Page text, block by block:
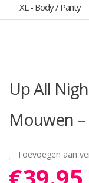
XL - Body / Panty
Up All
Mouwen –
Toevoegen aan